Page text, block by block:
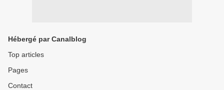
Hébergé par Canalblog
Top articles
Pages
Contact